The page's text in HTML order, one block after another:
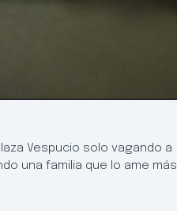
Vespucio solo vagando a
una familia que lo ame más